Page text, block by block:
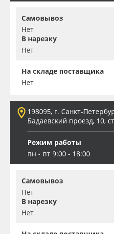
Самовывоз
Нет
В нарезку
Нет
На складе поставщика
Нет
198095, г. Санкт-
Бадаевский проезд, 10,
Режим работы
пн - пт 9:00 - 18:00
Самовывоз
Нет
В нарезку
Нет